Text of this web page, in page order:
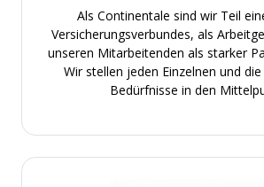
Als Continentale sind wir Teil
Versicherungsverbundes, als
unseren Mitarbeitenden als starker
Wir stellen jeden Einzelnen und
Bedürfnisse in den